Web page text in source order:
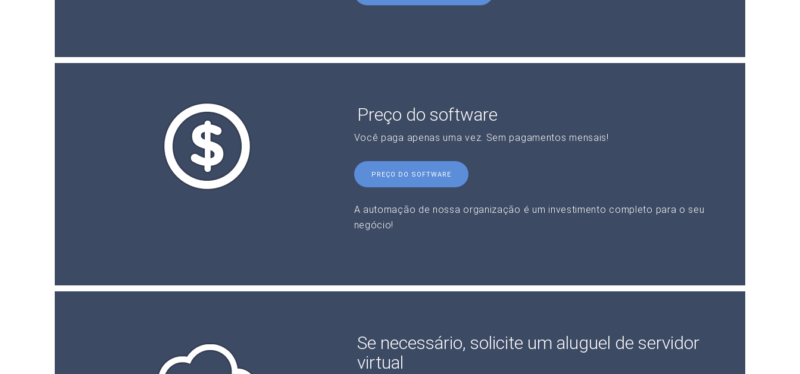
Preço do software
Você paga apenas uma vez. Sem pagamentos mensais!
PREÇO DO SOFTWARE
A automação de nossa organização é um investimento completo para o seu
negócio!
Se necessário, solicite um aluguel de servidor
virtual